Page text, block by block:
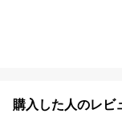
購入した人のレビ